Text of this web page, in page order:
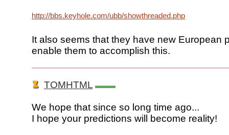
http://bbs.keyhole.com/ubb/showthreaded.php/Cat/0/
It also seems that they have new European
enable them to accomplish this.
TOMHTML
We hope that since so long time ago...
I hope your predictions will become reality!